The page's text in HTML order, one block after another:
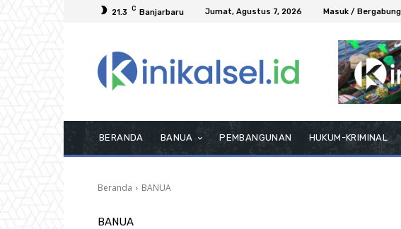
21.3 C Banjarbaru Jumat, Agustus 7, 2026 Masuk / Bergabung
BERANDA BANUA PEMBANGUNAN HUKUM-KRIMINAL
Beranda BANUA
BANUA